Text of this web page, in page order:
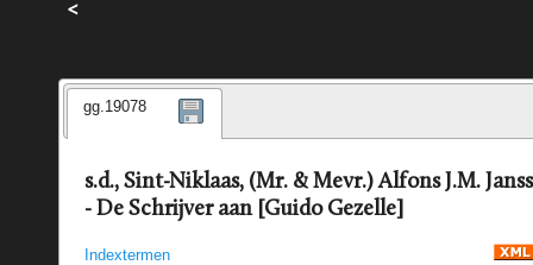
<
gg.19078
s.d., Sint-Niklaas, (Mr. & Mevr.) Alfons J.M.
- De Schrijver aan [Guido Gezelle]
Indextermen